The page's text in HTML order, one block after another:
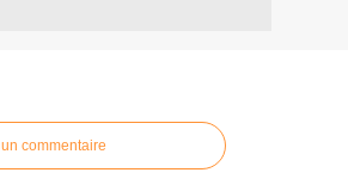
commentaire